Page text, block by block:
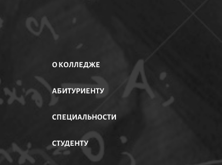
О КОЛЛЕДЖЕ
АБИТУРИЕНТУ
СПЕЦИАЛЬНОСТИ
СТУДЕНТУ